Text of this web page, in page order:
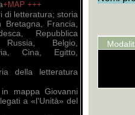
+MAP +++
di letteratura; storia
Francia,
Repubblica
Belgio,
Cina, Egitto,
della letteratura
mappa Giovanni
a «l'Unità» del
---